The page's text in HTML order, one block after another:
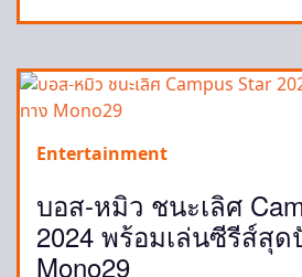
Entertainment
บอส-หมิว ชนะเลิศ
2024 พร้อมเล่นซีรีส์สุด
Mono29